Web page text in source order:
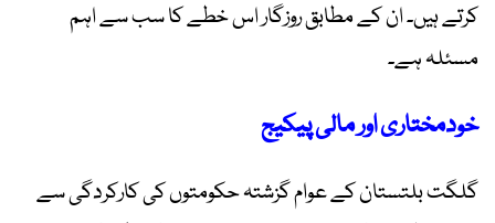
کرتے ہیں۔ ان کے مطابق روزگار اس خطے کا سب سے اہم
مسئلہ ہے۔
خودمختاری اور مالی پیکیج
گلگت بلتستان کے عوام گزشتہ حکومتوں کی کارکردگی سے